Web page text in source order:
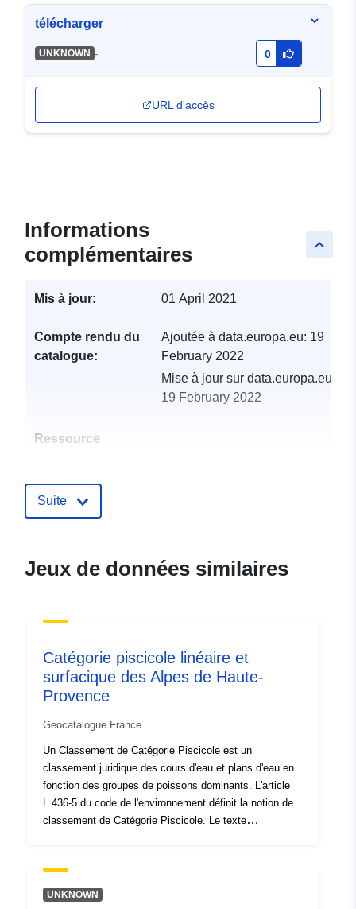
télécharger
UNKNOWN - 0
URL d'accès
keyboard_arrow_up
Informations
complémentaires
Mis à jour: 01 April 2021
Compte rendu du
catalogue:
Ajoutée à data.europa.eu: 19
February 2022
Mise à jour sur data.europa.eu:
19 February 2022
Ressource
Identificateurs:
56741099-32e1-4395-9713-
120066022-srv-7e93b14b-48c1-
4f3e-a725-6f5f9d269f19
Type:
codelist/SpatialDataServiceType/
Suite
Jeux de données similaires
Catégorie piscicole linéaire et
surfacique des Alpes de Haute-
Provence
Geocatalogue France
Un Classement de Catégorie Piscicole est un
classement juridique des cours d'eau et plans d'eau en
fonction des groupes de poissons dominants. L'article
L.436-5 du code de l'environnement définit la notion de
classement de Catégorie Piscicole. Le texte
-1ere catégorie: eaux principalement peuplées de truites,
ainsi que ceux où il paraît désirable d'assurer une
UNKNOWN